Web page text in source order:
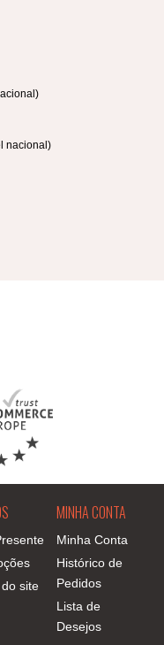
nacional)
site
MINHA CONTA
Minha Conta
Histórico de
Pedidos
Lista de
Desejos